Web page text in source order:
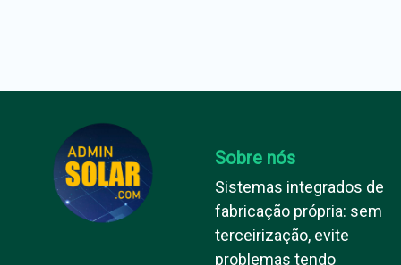
Sobre nós
Sistemas integrados de
fabricação própria: sem
terceirização, evite
problemas tendo